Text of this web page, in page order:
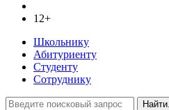
12+
Школьнику
Абитуриенту
Студенту
Сотруднику